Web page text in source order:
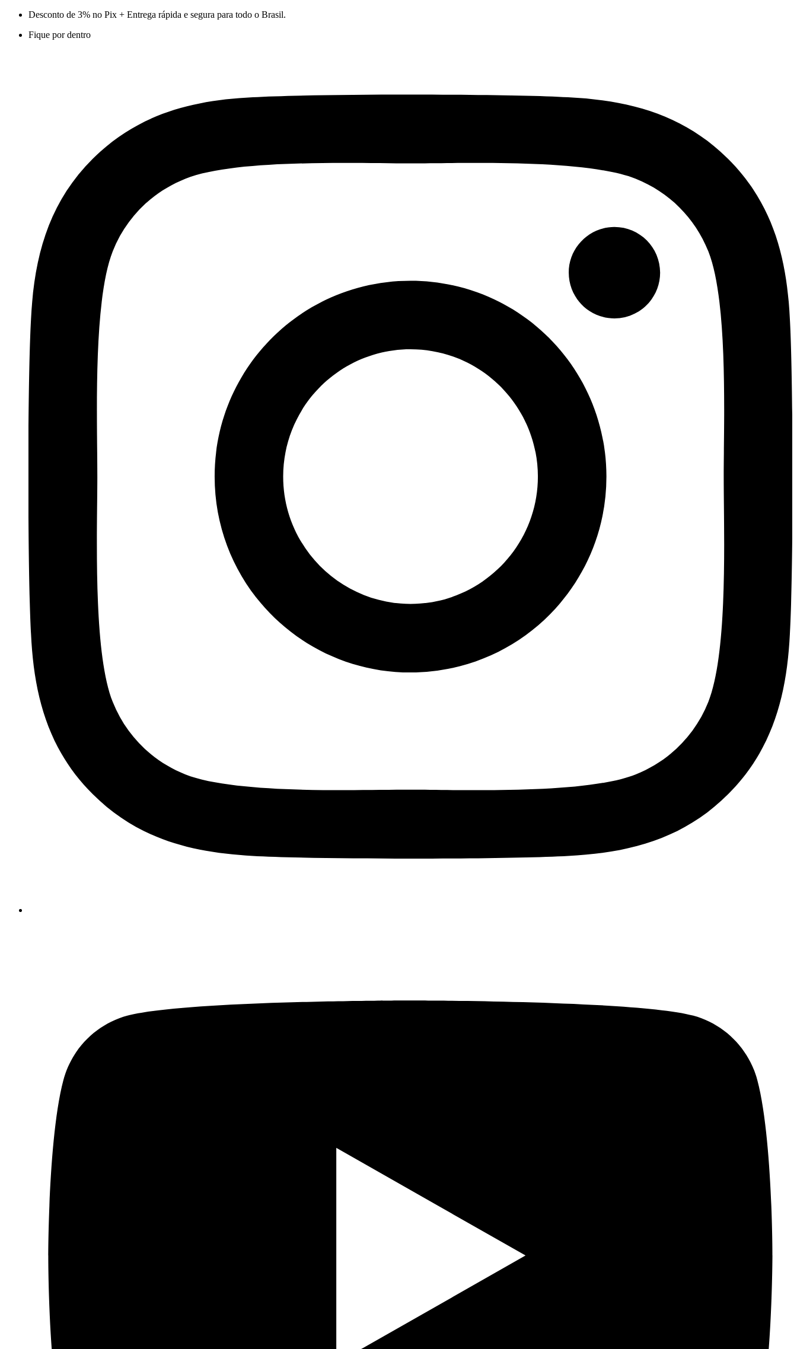
Desconto de 3% no Pix + Entrega rápida e segura para todo o Brasil.
Fique por dentro